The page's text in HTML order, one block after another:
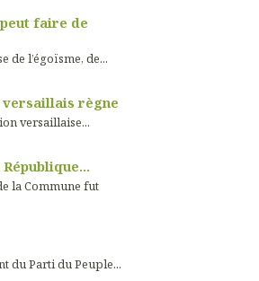
faire de
de l’égoïsme, de...
versaillais règne
versaillaise...
République...
la Commune fut
du Parti du Peuple...